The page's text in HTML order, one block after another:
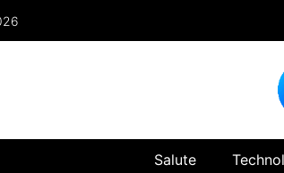
Salute